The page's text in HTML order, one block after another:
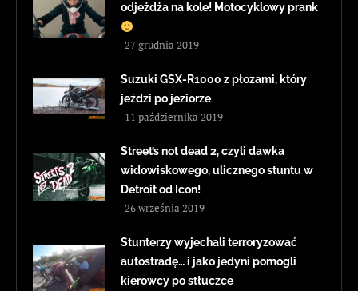
odjeżdża na kole! Motocyklowy prank
27 grudnia 2019
Suzuki GSX-R1000 z płozami, który
jeździ po jeziorze
11 października 2019
Street’s not dead 2, czyli dawka
widowiskowego, ulicznego stuntu w
Detroit od Icon!
26 września 2019
Stunterzy wyjechali terroryzować
autostradę… i jako jedyni pomogli
kierowcy po stłuczce